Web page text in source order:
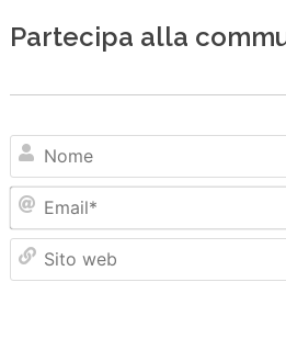
Partecipa alla